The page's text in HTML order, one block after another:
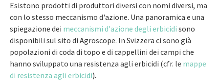
Esistono prodotti di produttori diversi con nomi diversi, ma
con lo stesso meccanismo d'azione. Una panoramica e una
spiegazione dei meccanismi d'azione degli erbicidi sono
disponibili sul sito di Agroscope. In Svizzera ci sono già
popolazioni di coda di topo e di cappellini dei campi che
hanno sviluppato una resistenza agli erbicidi (cfr. le mappe
di resistenza agli erbicidi).